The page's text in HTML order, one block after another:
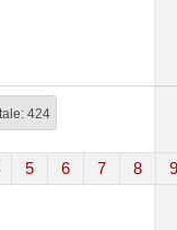
424
5 6 7 8 9